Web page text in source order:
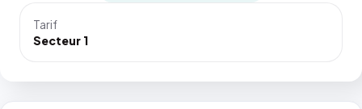
Tarif
Secteur 1